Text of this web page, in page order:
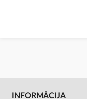
INFORMĀCIJA